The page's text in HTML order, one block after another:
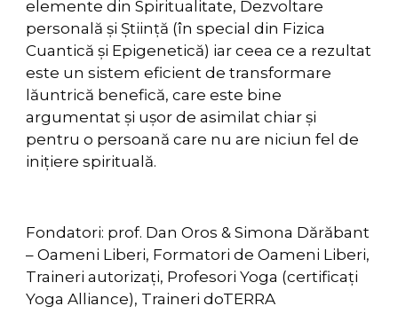
elemente din Spiritualitate, Dezvoltare
personală și Știință (în special din Fizica
Cuantică și Epigenetică) iar ceea ce a rezultat
este un sistem eficient de transformare
lăuntrică benefică, care este bine
argumentat și ușor de asimilat chiar și
pentru o persoană care nu are niciun fel de
inițiere spirituală.
Fondatori: prof. Dan Oros & Simona Dărăbant
– Oameni Liberi, Formatori de Oameni Liberi,
Traineri autorizați, Profesori Yoga (certificați
Yoga Alliance), Traineri doTERRA